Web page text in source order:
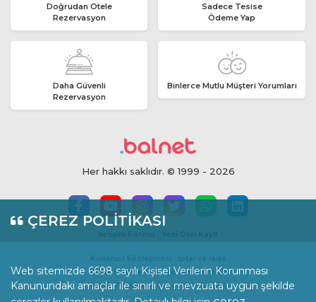
ÇEREZ POLİTİKASI
Web sitemizde 6698 sayılı Kişisel Verilerin Korunması
Kanunundaki amaçlar ile sınırlı ve mevzuata uygun şekilde
Doğrudan Otele
Rezervasyon
Sadece Tesise
Ödeme Yap
Daha Güvenli
Rezervasyon
Binlerce Mutlu Müşteri Yorumları
Her hakkı saklıdır. © 1999 - 2026
İçerik Standartları
Yorum Politikası
KVKK Politikası
Çerezler Gizlilik